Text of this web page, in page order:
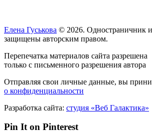
Елена Гуськова © 2026. Одностраничник
защищены авторским правом.
Перепечатка материалов сайта разрешена
только с письменного разрешения автора
Отправляя свои личные данные, вы
о конфиденциальности
Разработка сайта: студия «Веб Галактика»
Pin It on Pinterest